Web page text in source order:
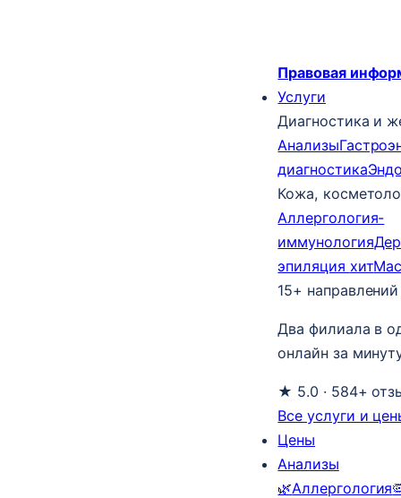
Правовая
Услуги
Диагностика и
Анализы
диагностика
Кожа,
Аллергология-
иммунология
эпиляция хит
15+
Два филиала в
онлайн за
★ 5.0 · 584+
Все услуги и
Цены
Анализы
🌿Аллергология